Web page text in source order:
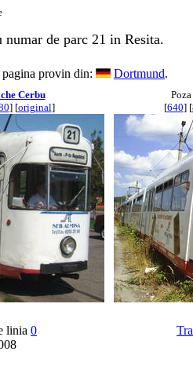
numar de parc 21 in Resita.
pagina provin din:
Dortmund.
Cerbu
] [original]
linia 0
[640] [